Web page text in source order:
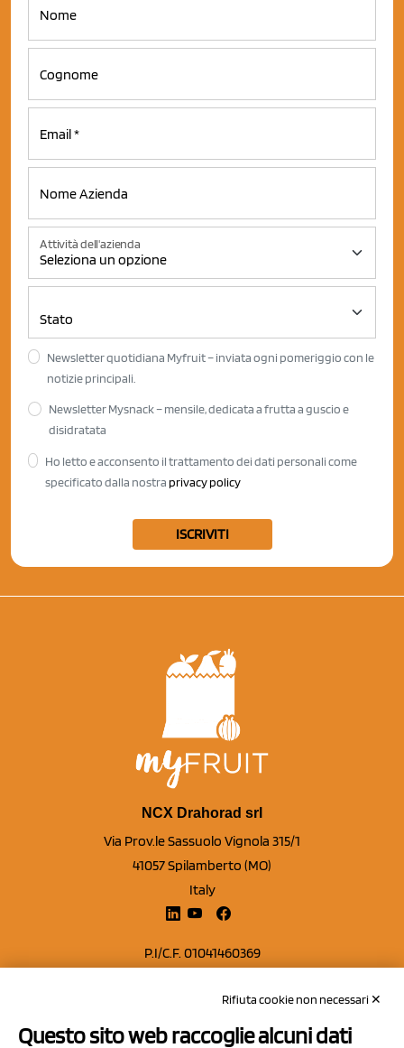
Attività dell'azienda
Newsletter quotidiana Myfruit – inviata ogni pomeriggio con le
notizie principali.
Newsletter Mysnack – mensile, dedicata a frutta a guscio e
disidratata
Ho letto e acconsento il trattamento dei dati personali come
specificato dalla nostra privacy policy
ISCRIVITI
NCX Drahorad srl
Via Prov.le Sassuolo Vignola 315/1
41057 Spilamberto (MO)
Italy
P.I/C.F. 01041460369
Capitale sociale Euro 50.000,00 i.v.Rifiuta cookie non necessari ✕
Questo sito web raccoglie alcuni dati